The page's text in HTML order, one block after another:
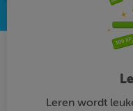
Leren wordt